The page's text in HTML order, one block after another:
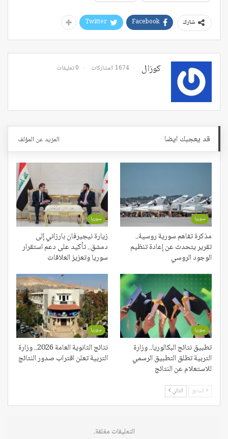
شارك Facebook
Twitter
كوزال 1674 المشاركات 0 تعليقات
قد يعجبك ايضا المزيد عن المؤلف
سوريا
مذكرة تفاهم سورية روسية..
تقرير يتحدث عن إعادة تنظيم
الوجود الروسي
سوريا
زيارة نيجيرفان بارزاني إلى
دمشق.. تأكيد على دعم استقرار
سوريا وتعزيز العلاقات
سوريا
تطبيق نتائج البكالوريا.. وزارة
التربية تطلق التطبيق الرسمي
للاستعلام عن النتائج
سوريا
نتائج الثانوية العامة 2026.. وزارة
التربية تعلن اقتراب صدور النتائج
السابق التالي
التعليقات مغلقة.